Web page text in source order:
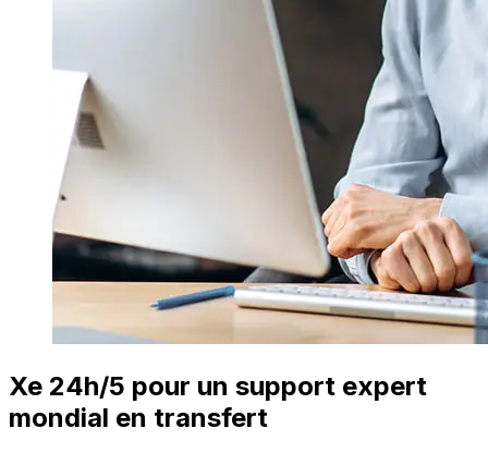
Xe 24h/5 pour un support expert
mondial en transfert